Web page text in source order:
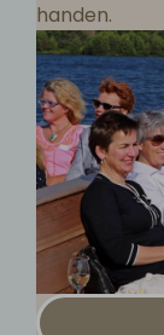
handen.